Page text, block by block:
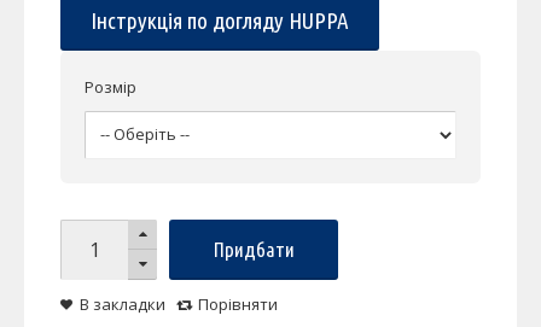
Інструкція по догляду HUPPA
Розмір
Придбати
В закладки Порівняти